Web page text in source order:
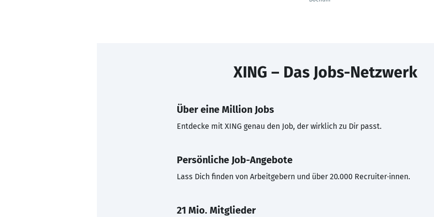
XING – Das Jobs-Netzwerk
Über eine Million Jobs
Entdecke mit XING genau den Job, der wirklich zu Dir passt.
Persönliche Job-Angebote
Lass Dich finden von Arbeitgebern und über 20.000 Recruiter·innen.
21 Mio. Mitglieder